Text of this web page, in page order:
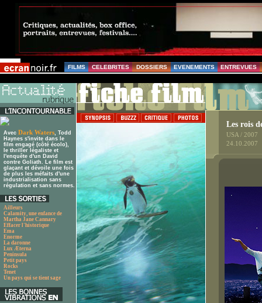
FILMS CELEBRITES DOSSIERS EVENEMENTS ENTREVUES
Avec Dark Waters, Todd
Haynes s'invite dans le
film engagé (côté écolo),
le thriller légaliste et
l'enquête d'un David
contre Goliath. Le film est
glaçant et dévoile une fois
de plus les méfaits d'une
industrialisation sans
régulation et sans normes.
Ailleurs
Calamity, une enfance de
Martha Jane Cannary
Effacer l'historique
Ema
Enorme
La daronne
Lux Æterna
Peninsula
Petit pays
Rocks
Tenet
Un pays qui se tient sage
Les rois
USA / 2007
24.10.2007